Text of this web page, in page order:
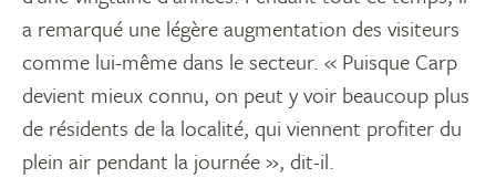
a remarqué une légère augmentation des visiteurs
comme lui-même dans le secteur. « Puisque Carp
devient mieux connu, on peut y voir beaucoup plus
de résidents de la localité, qui viennent profiter du
plein air pendant la journée », dit-il.